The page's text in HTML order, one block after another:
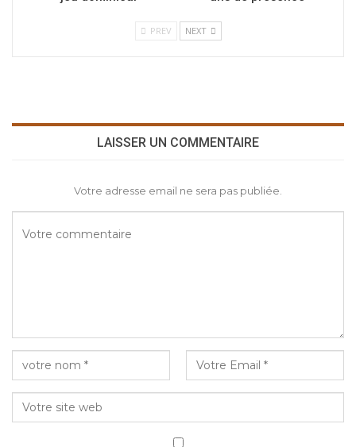
PREV NEXT
LAISSER UN COMMENTAIRE
Votre adresse email ne sera pas publiée.